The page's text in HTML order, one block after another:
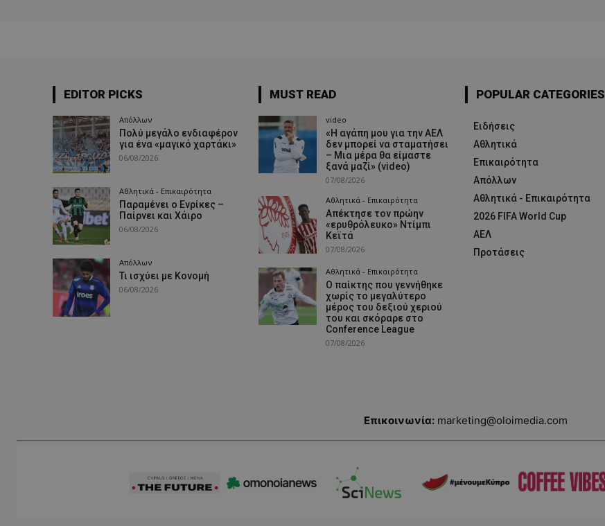
EDITOR PICKS
Απόλλων
Πολύ μεγάλο ενδιαφέρον
για ένα «μαγικό χαρτάκι»
06/08/2026
Αθλητικά - Επικαιρότητα
Παραμένει ο Ενρίκες –
Παίρνει και Χάιρο
06/08/2026
Απόλλων
Τι ισχύει με Κονομή
06/08/2026
MUST READ
video
«Η αγάπη μου για την ΑΕΛ
δεν μπορεί να σταματήσει
– Μια μέρα θα είμαστε
ξανά μαζί» (video)
07/08/2026
Αθλητικά - Επικαιρότητα
Απέκτησε τον πρώην
«ερυθρόλευκο» Ντίμπι
Κεϊτά
07/08/2026
Αθλητικά - Επικαιρότητα
Ο παίκτης που γεννήθηκε
χωρίς το μεγαλύτερο
μέρος του δεξιού χεριού
του και σκόραρε στο
Conference League
07/08/2026
POPULAR CATEGORIES
Ειδήσεις
Αθλητικά
Επικαιρότητα
Απόλλων
Αθλητικά - Επικαιρότητα
2026 FIFA World Cup
ΑΕΛ
Προτάσεις
Επικοινωνία: marketing@oloimedia.com